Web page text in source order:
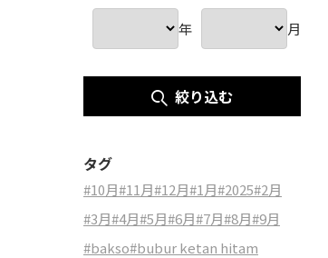
年 月
絞り込む
タグ
#10月#11月#12月#1月#2025#2月
#3月#4月#5月#6月#7月#8月#9月
#bakso#bubur ketan hitam